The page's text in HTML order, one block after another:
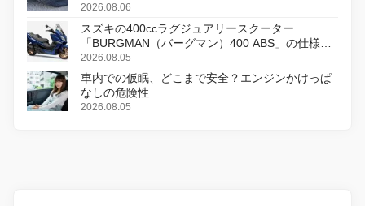
2026.08.06
スズキの400ccラグジュアリースクーター
「BURGMAN（バーグマン）400 ABS」の仕様を
変更し、8月18日に発売
2026.08.05
車内での仮眠、どこまで安全？エンジンかけっぱ
なしの危険性
2026.08.05